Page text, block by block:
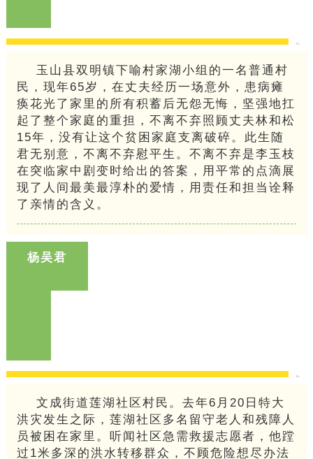
玉山县双明镇下喻村家湖小组的一名普通村
民，现年65岁，在丈夫经历一场意外，患病瘫
痪花光了家里的所有积蓄后无怨无悔，坚强地扛
起了整个家庭的重担，不离不弃照顾丈夫林和松
15年，没有让这个贫困家庭支离破碎。此生随
君无别意，不离不弃慰平生。不离不弃是李玉枝
在突临家中剧变时给出的答案，用平常的点滴展
现了人间最美最淳朴的爱情，用责任和担当诠释
了亲情的含义。
杨吴君
文成街道莲湖社区村民。去年6月20日特大
洪灾发生之际，莲湖社区多名留守老人和残障人
员被困在家里。听闻社区急需救援志愿者，他蹚
过1米多深的洪水转移群众，不顾危险想尽办法